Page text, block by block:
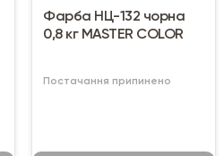
Фарба НЦ-132 чорна
0,8 кг MASTER COLOR
Постачання припинено